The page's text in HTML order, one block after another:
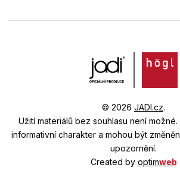
© 2026 JADI.cz.
Užití materiálů bez souhlasu není možné.
informativní charakter a mohou být
upozornění.
Created by optimweb